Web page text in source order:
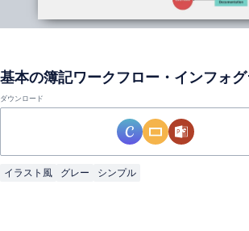
ダウンロード
イラスト風 グレー シンプル